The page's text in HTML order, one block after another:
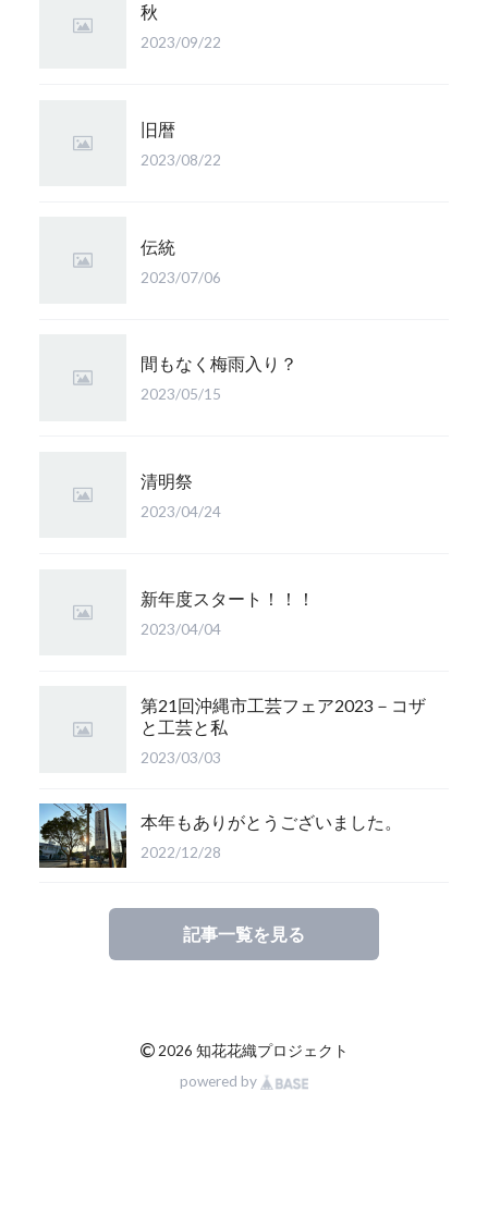
秋
2023/09/22
旧暦
2023/08/22
伝統
2023/07/06
間もなく梅雨入り？
2023/05/15
清明祭
2023/04/24
新年度スタート！！！
2023/04/04
第21回沖縄市工芸フェア2023－コザ
と工芸と私
2023/03/03
本年もありがとうございました。
2022/12/28
記事一覧を見る
© 2026 知花花織プロジェクト
powered by